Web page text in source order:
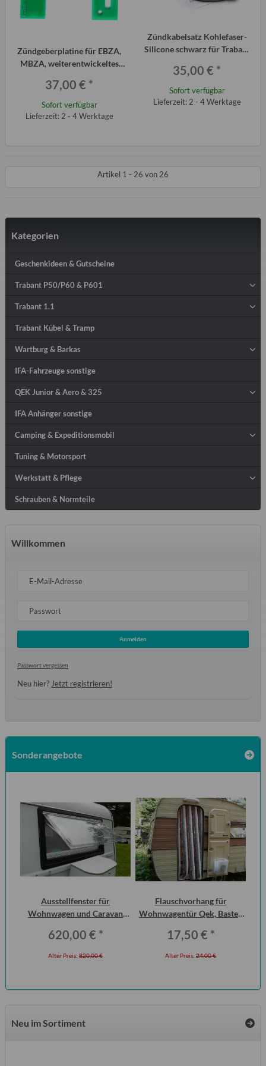
Zündgeberplatine für EBZA,
MBZA, weiterentwickeltes
37,00 € *
Sofort verfügbar
Lieferzeit: 2 - 4 Werktage
Zündkabelsatz Kohlefaser-
Silicone schwarz für Trabant
Widerstandszündkerzen
35,00 € *
Sofort verfügbar
Lieferzeit: 2 - 4 Werktage
Artikel 1 - 26 von 26
Kategorien
Geschenkideen & Gutscheine
Trabant P50/P60 & P601
Trabant 1.1
Trabant Kübel & Tramp
Wartburg & Barkas
IFA-Fahrzeuge sonstige
QEK Junior & Aero & 325
IFA Anhänger sonstige
Camping & Expeditionsmobil
Tuning & Motorsport
Werkstatt & Pflege
Schrauben & Normteile
Willkommen
E-Mail-Adresse
Passwort
Anmelden
Passwort vergessen
Neu hier?Jetzt registrieren!
Sonderangebote
Ausstellfenster für
Wohnwagen und Caravan
Seitz
620,00 € *
Alter Preis: 820,00 €
Flauschvorhang für
Wohnwagentür Qek, Bastei,
17,50 € *
Alter Preis: 24,00 €
Neu im Sortiment